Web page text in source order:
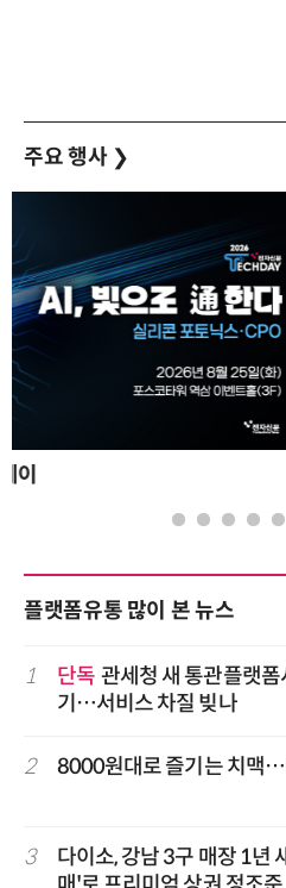
주요 행사 ❯
제8회 AI정부 혁신 콘퍼런스
플랫폼유통 많이 본 뉴스
1 단독 관세청 새 통관플랫
기…서비스 차질 빚나
2 8000원대로 즐기는 치맥
3
다이소, 강남 3구 매장 1